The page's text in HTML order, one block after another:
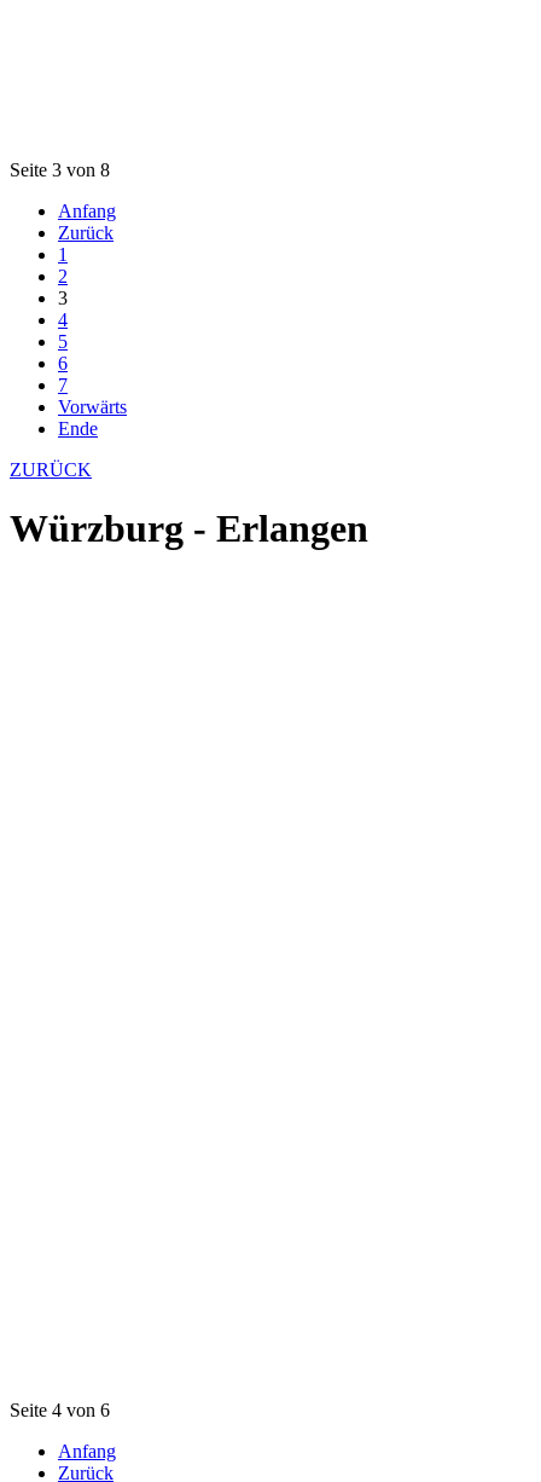
Seite 3 von 8
Anfang
Zurück
1
2
3
4
5
6
7
Vorwärts
Ende
ZURÜCK
Würzburg - Erlangen
Seite 4 von 6
Anfang
Zurück